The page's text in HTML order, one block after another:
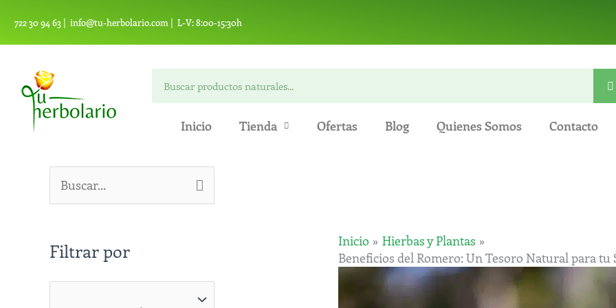
contenido
722 30 94 63 | info@tu-herbolario.com | L-V: 8:00-15:30h
Inicio Tienda Ofertas Blog Quienes Somos Contacto
c
a
Filtrar por Inicio
Hierbas y Plantas
Beneficios del Romero: Un Tesoro Natural para tu